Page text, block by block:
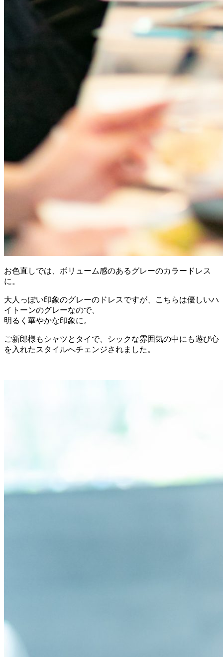
お色直しでは、ボリューム感のあるグレーのカラードレス
に。
大人っぽい印象のグレーのドレスですが、こちらは優しいハ
イトーンのグレーなので、
明るく華やかな印象に。
ご新郎様もシャツとタイで、シックな雰囲気の中にも遊び心
を入れたスタイルへチェンジされました。